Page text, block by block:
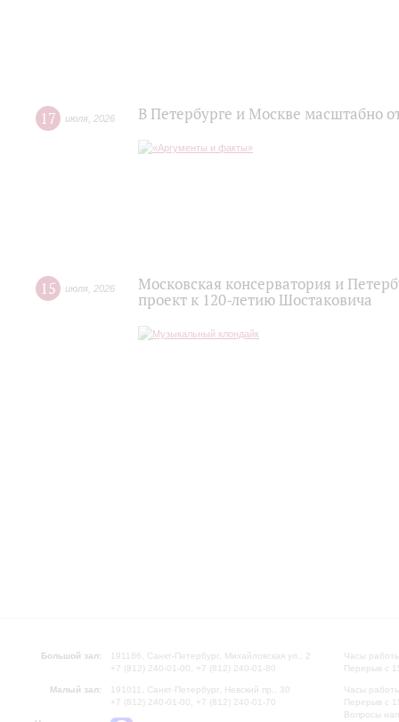
17 июля 2026 В Петербурге и Москве масштабно
15 июля 2026
Московская консерватория и
проект к 120-летию Шостаковича
Большой зал:
191186, Санкт-Петербург, Михайловская ул., 2
+7 (812) 240-01-00, +7 (812) 240-01-80
Малый зал:
191011, Санкт-Петербург, Невский пр., 30
+7 (812) 240-01-00, +7 (812) 240-01-70
Часы
Перерыв с
Часы
Перерыв с
Вопросы